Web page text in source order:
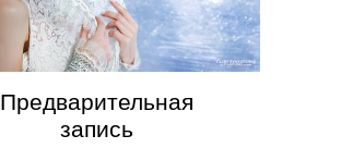
Предварительная
запись